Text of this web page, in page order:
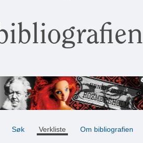
Søk Verkliste Om bibliografien